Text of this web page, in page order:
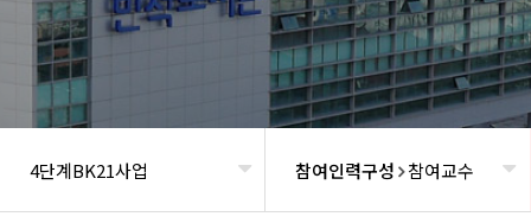
4단계BK21사업 참여인력구성 참여교수